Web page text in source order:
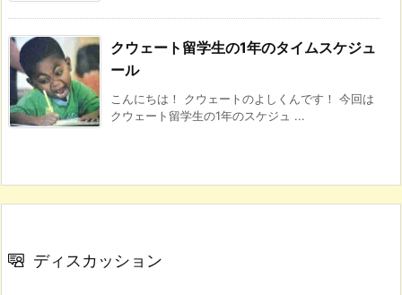
クウェート留学生の1年のタイムスケジュ
ール
こんにちは！ クウェートのよしくんです！ 今回は
クウェート留学生の1年のスケジュ ...
ディスカッション